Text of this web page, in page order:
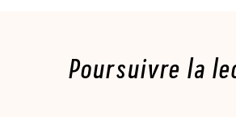
Poursuivre la